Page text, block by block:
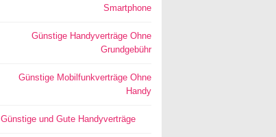
Smartphone
Günstige Handyverträge Ohne
Grundgebühr
Günstige Mobilfunkverträge Ohne
Handy
Günstige und Gute Handyverträge